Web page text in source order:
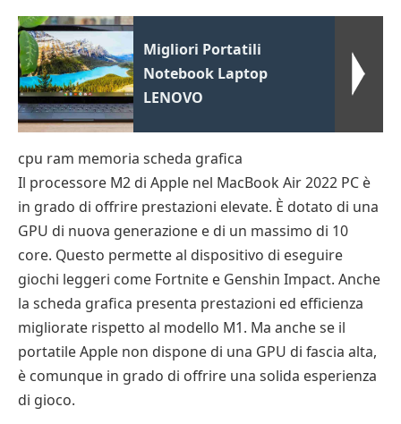
Migliori Portatili
Notebook Laptop
LENOVO
cpu ram memoria scheda grafica
Il processore M2 di Apple nel MacBook Air 2022 PC è
in grado di offrire prestazioni elevate. È dotato di una
GPU di nuova generazione e di un massimo di 10
core. Questo permette al dispositivo di eseguire
giochi leggeri come Fortnite e Genshin Impact. Anche
la scheda grafica presenta prestazioni ed efficienza
migliorate rispetto al modello M1. Ma anche se il
portatile Apple non dispone di una GPU di fascia alta,
è comunque in grado di offrire una solida esperienza
di gioco.